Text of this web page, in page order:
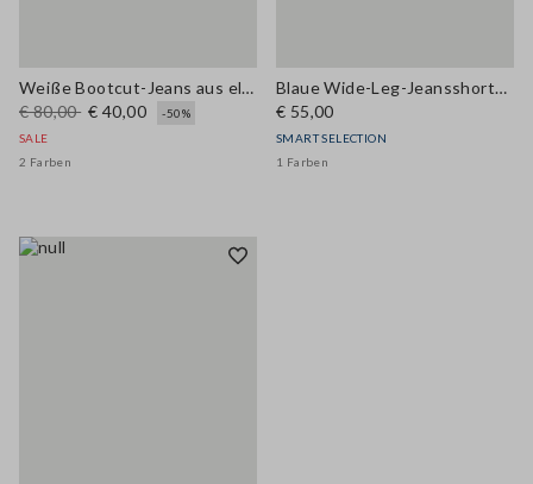
Weiße Bootcut-Jeans aus elastischem Baumwollstoff
€ 80,00 € 40,00
-50%
SALE
2 Farben
Blaue Wide-Leg-Jeansshorts aus elastischer Baumwolle
€ 55,00
SMART SELECTION
1 Farben